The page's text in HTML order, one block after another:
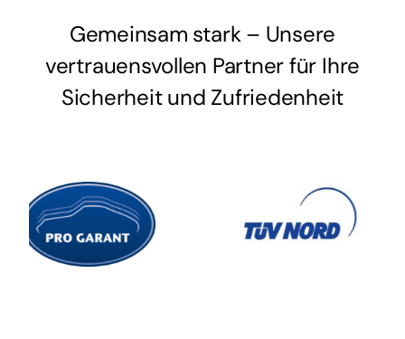
Gemeinsam stark – Unsere
vertrauensvollen Partner für Ihre
Sicherheit und Zufriedenheit